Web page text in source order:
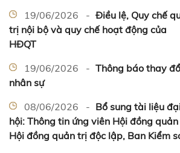
19/06/2026 - Điều lệ, Quy chế
trị nội bộ và quy chế hoạt động của
HĐQT
19/06/2026 - Thông báo thay
nhân sự
08/06/2026 - Bổ sung tài liệu
hội: Thông tin ứng viên Hội đồng
Hội đồng quản trị độc lập, Ban Kiểm